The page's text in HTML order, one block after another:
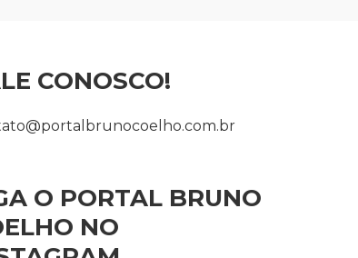
CONOSCO!
O PORTAL BRUNO
NO